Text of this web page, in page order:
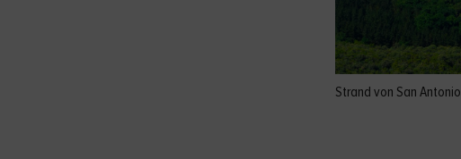
Strand von San Antonio